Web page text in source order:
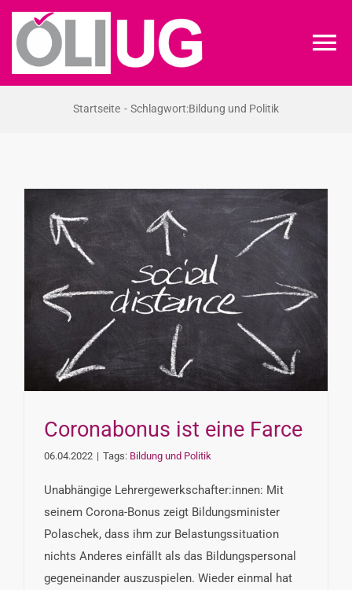
Zum
Inhalt
springen
VERANSTALTUNGEN
INTERESSENSVERTRETUNG
Startseite Schlagwort:Bildung und Politik
Coronabonus ist eine Farce
06.04.2022 | Tags: Bildung und Politik
Unabhängige Lehrergewerkschafter:innen: Mit
seinem Corona-Bonus zeigt Bildungsminister
Polaschek, dass ihm zur Belastungssituation
nichts Anderes einfällt als das Bildungspersonal
gegeneinander auszuspielen. Wieder einmal hat